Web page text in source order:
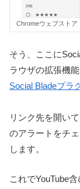
Chromeウェブストア
そう、ここに
ラウザの拡張機
Social Bladeプラ
リンク先を開い
のアラートをチ
します。
これでYouTube